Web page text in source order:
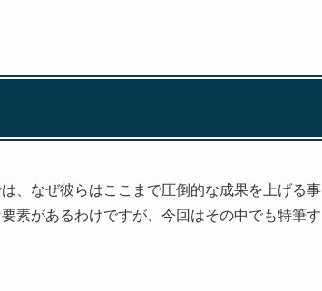
、なぜ彼らはここまで圧倒的な成果を上げる事
素があるわけですが、今回はその中でも特筆す